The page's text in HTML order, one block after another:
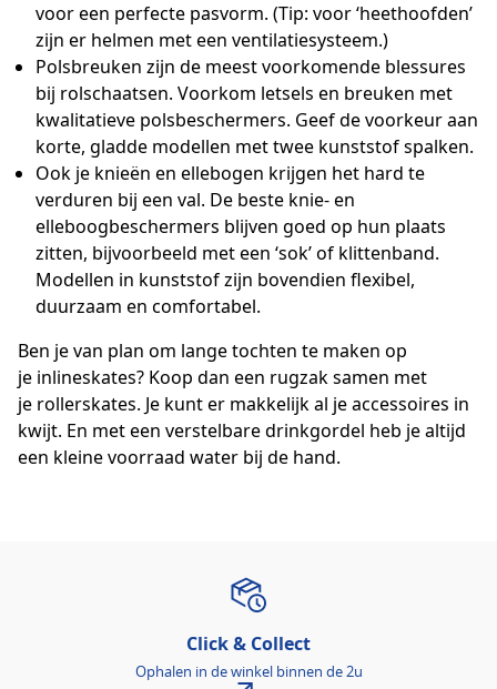
voor een perfecte pasvorm. (Tip: voor ‘heethoofden’
zijn er helmen met een ventilatiesysteem.)
Polsbreuken zijn de meest voorkomende blessures
bij rolschaatsen. Voorkom letsels en breuken met
kwalitatieve polsbeschermers. Geef de voorkeur aan
korte, gladde modellen met twee kunststof spalken.
Ook je knieën en ellebogen krijgen het hard te
verduren bij een val. De beste knie- en
elleboogbeschermers blijven goed op hun plaats
zitten, bijvoorbeeld met een ‘sok’ of klittenband.
Modellen in kunststof zijn bovendien flexibel,
duurzaam en comfortabel.
Ben je van plan om lange tochten te maken op
je inlineskates? Koop dan een rugzak samen met
je rollerskates. Je kunt er makkelijk al je accessoires in
kwijt. En met een verstelbare drinkgordel heb je altijd
een kleine voorraad water bij de hand.
Click & Collect
Ophalen in de winkel binnen de 2u